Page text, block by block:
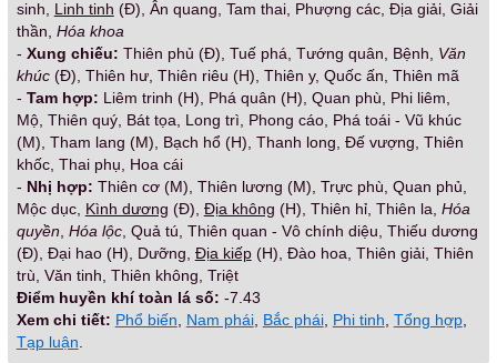
sinh, Linh tinh (Đ), Ân quang, Tam thai, Phượng các, Địa giải, Giải
thần, Hóa khoa
- Xung chiếu: Thiên phủ (Đ), Tuế phá, Tướng quân, Bệnh, Văn
khúc(Đ), Thiên hư, Thiên riêu (H), Thiên y, Quốc ấn, Thiên mã
- Tam hợp: Liêm trinh (H), Phá quân (H), Quan phù, Phi liêm,
Mộ, Thiên quý, Bát tọa, Long trì, Phong cáo, Phá toái - Vũ khúc
(M), Tham lang (M), Bạch hổ (H), Thanh long, Đế vượng, Thiên
khốc, Thai phụ, Hoa cái
- Nhị hợp: Thiên cơ (M), Thiên lương (M), Trực phù, Quan phủ,
Mộc dục, Kình dương (Đ), Địa không (H), Thiên hỉ, Thiên la, Hóa
quyền, Hóa lộc, Quả tú, Thiên quan - Vô chính diệu, Thiếu dương
(Đ), Đại hao (H), Dưỡng, Địa kiếp(H), Đào hoa, Thiên giải, Thiên
trù, Văn tinh, Thiên không, Triệt
Điểm huyền khí toàn lá số: -7.43
Xem chi tiết: Phổ biến, Nam phái, Bắc phái, Phi tinh, Tổng hợp,
Tạp luận.